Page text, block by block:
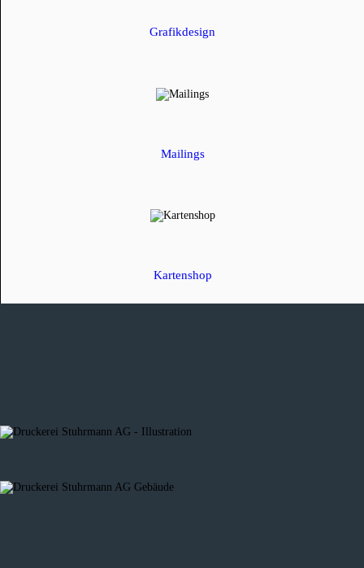
Grafikdesign
Mailings
Kartenshop